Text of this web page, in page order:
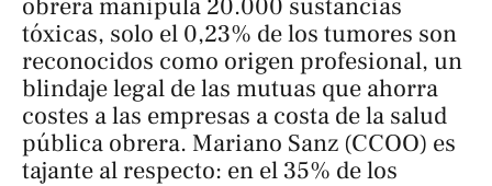
obrera manipula 20.000 sustancias
tóxicas, solo el 0,23% de los tumores son
reconocidos como origen profesional, un
blindaje legal de las mutuas que ahorra
costes a las empresas a costa de la salud
pública obrera. Mariano Sanz (CCOO) es
tajante al respecto: en el 35% de los